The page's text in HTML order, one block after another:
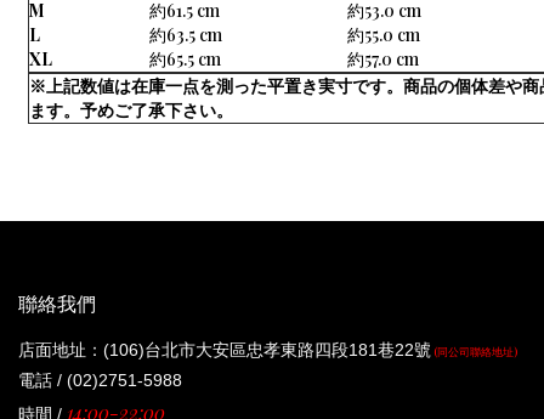
M
約61.5 cm
約53.0 cm
L
約63.5 cm
約55.0 cm
XL
約65.5 cm
約57.0 cm
※上記数値は在庫一点を測った平置き実寸です。商品の個体差や
ます。予めご了承下さい。
聯絡我們
店面地址：(106)台北市大安區忠孝東路四段181巷22號 (同公司聯絡地址)
電話 / (02)2751-5988
時間 / 14:00-22:00